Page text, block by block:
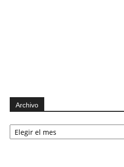
Archivo
Archivo